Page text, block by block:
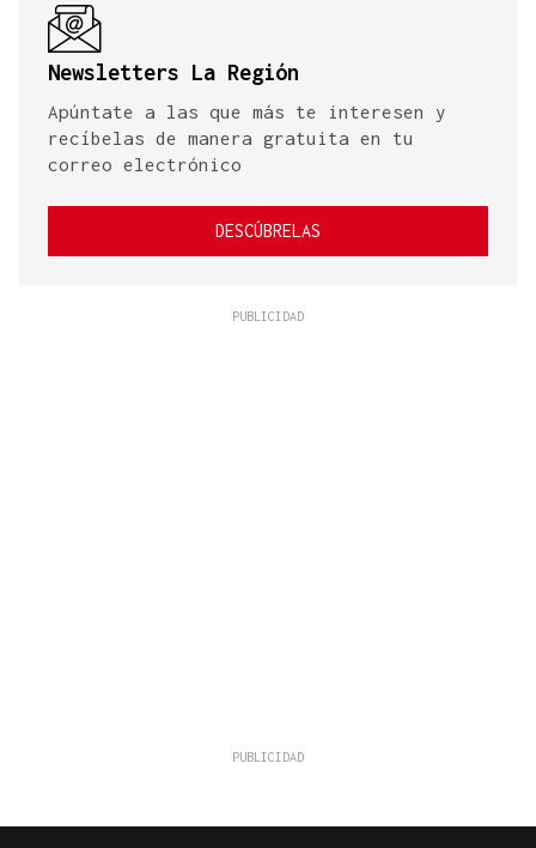
Newsletters La Región
Apúntate a las que más te interesen y
recíbelas de manera gratuita en tu
correo electrónico
DESCÚBRELAS